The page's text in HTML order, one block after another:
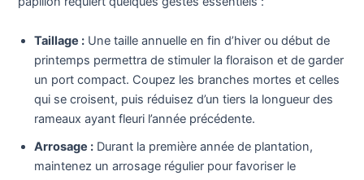
Taillage : Une taille annuelle en fin d’hiver ou début de
printemps permettra de stimuler la floraison et de garder
un port compact. Coupez les branches mortes et celles
qui se croisent, puis réduisez d’un tiers la longueur des
rameaux ayant fleuri l’année précédente.
Arrosage : Durant la première année de plantation,
maintenez un arrosage régulier pour favoriser le